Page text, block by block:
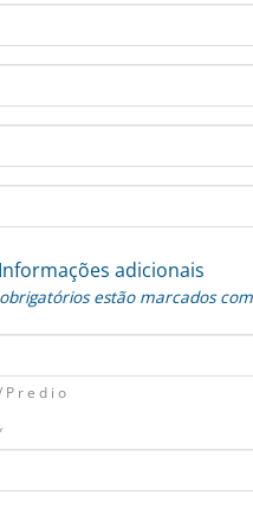
Informações adicionais
estão marcados
P r e d i o